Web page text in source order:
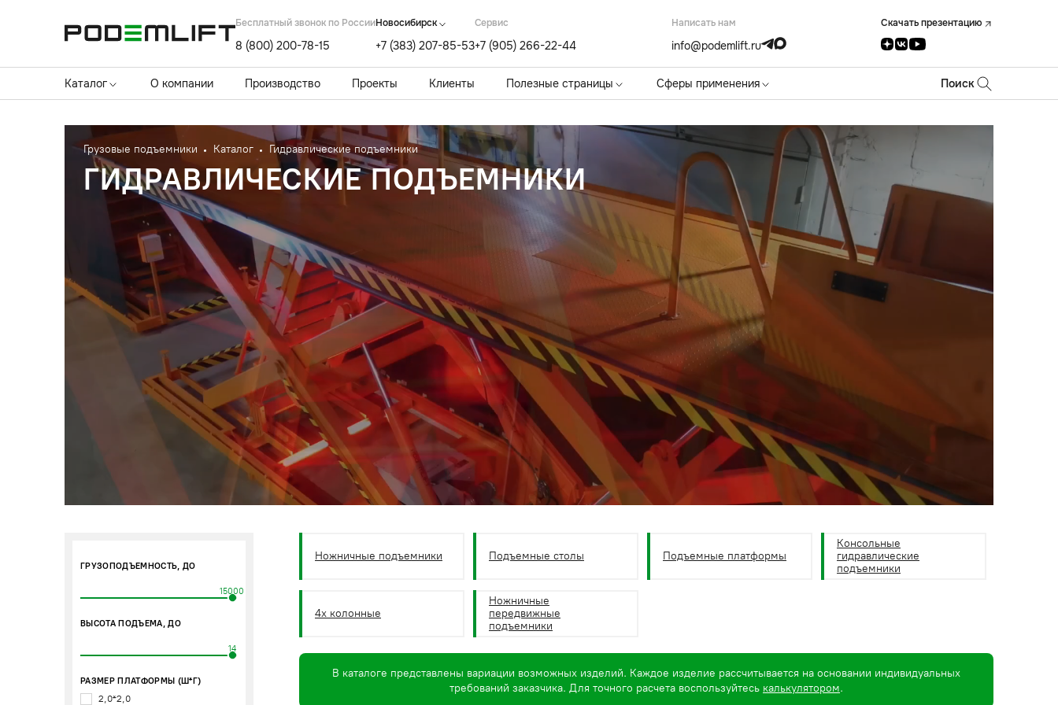
Бесплатный звонок по России
8 (800) 200-78-15
Новосибирск
+7 (383) 207-85-53
Cервис
+7 (905) 266-22-44
Написать нам
info@podemlift.ru
Скачать презентацию
Каталог О компании Производство Проекты Клиенты Полезные страницы Сферы применения Поиск
Грузовые подъемники Каталог Гидравлические подъемники
ГИДРАВЛИЧЕСКИЕ ПОДЪЕМНИКИ
ГРУЗОПОДЪЕМНОСТЬ, ДО
15000
ВЫСОТА ПОДЪЕМА, ДО
14
РАЗМЕР ПЛАТФОРМЫ (Ш*Г)
2,0*2,0
Ножничные подъемники Подъемные столы Подъемные платформы
Консольные
гидравлические
подъемники
4х колонные
Ножничные
передвижные
подъемники
В каталоге представлены вариации возможных изделий. Каждое изделие рассчитывается на основании индивидуальных
требований заказчика. Для точного расчета воспользуйтесь калькулятором.